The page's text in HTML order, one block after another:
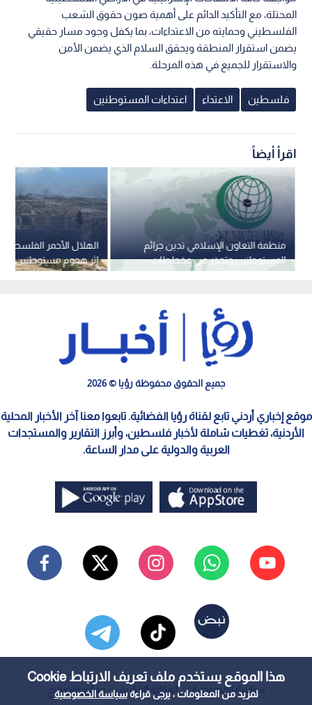
هذا الموقع يستخدم ملف تعريف الارتباط Cookie
لمزيد من المعلومات ، يرجى قراءةسياسة الخصوصية
المحتلة، مع التأكيد الدائم على أهمية صون حقوق الشعب
الفلسطيني وحمايته من الاعتداءات، بما يكفل وجود مسار حقيقي
يضمن استقرار المنطقة ويحقق السلام الذي يضمن الأمن
والاستقرار للجميع في هذه المرحلة.
فلسطين الاعتداء اعتداءات المستوطنين
اقرأ أيضاً
إثر هجوم مستوطنين
بقضاء نابلس
منظمة التعاون الإسلامي تدين جرائم
المستوطنين وتحذر من مخططات
التهجير القسري
جميع الحقوق محفوظة رؤيا © 2026
موقع إخباري أردني تابع لقناة رؤيا الفضائية. تابعوا معنا آخر الأخبار المحلية
الأردنية، تغطيات شاملة لأخبار فلسطين، وأبرز التقارير والمستجدات
العربية والدولية على مدار الساعة.
سياسة الخصوصية الملكية الفكرية معايير التصحيح